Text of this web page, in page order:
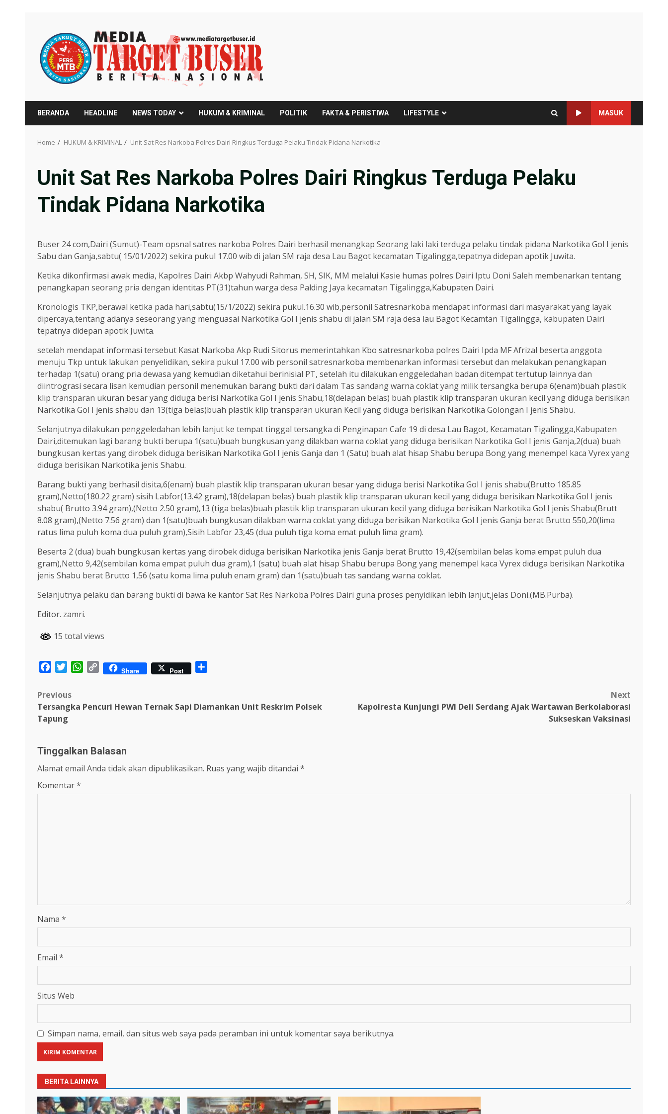
content
BERANDA HEADLINE NEWS TODAY HUKUM & KRIMINAL POLITIK FAKTA & PERISTIWA LIFESTYLE MASUK
Home HUKUM & KRIMINAL Unit Sat Res Narkoba Polres Dairi Ringkus Terduga Pelaku Tindak Pidana Narkotika
Unit Sat Res Narkoba Polres Dairi Ringkus Terduga Pelaku
Tindak Pidana Narkotika
Buser 24 com,Dairi (Sumut)-Team opsnal satres narkoba Polres Dairi berhasil menangkap Seorang laki laki terduga pelaku tindak pidana Narkotika Gol I jenis
Sabu dan Ganja,sabtu( 15/01/2022) sekira pukul 17.00 wib di jalan SM raja desa Lau Bagot kecamatan Tigalingga,tepatnya didepan apotik Juwita.
Ketika dikonfirmasi awak media, Kapolres Dairi Akbp Wahyudi Rahman, SH, SIK, MM melalui Kasie humas polres Dairi Iptu Doni Saleh membenarkan tentang
penangkapan seorang pria dengan identitas PT(31)tahun warga desa Palding Jaya kecamatan Tigalingga,Kabupaten Dairi.
Kronologis TKP,berawal ketika pada hari,sabtu(15/1/2022) sekira pukul.16.30 wib,personil Satresnarkoba mendapat informasi dari masyarakat yang layak
dipercaya,tentang adanya seseorang yang menguasai Narkotika Gol I jenis shabu di jalan SM raja desa lau Bagot Kecamtan Tigalingga, kabupaten Dairi
tepatnya didepan apotik Juwita.
setelah mendapat informasi tersebut Kasat Narkoba Akp Rudi Sitorus memerintahkan Kbo satresnarkoba polres Dairi Ipda MF Afrizal beserta anggota
menuju Tkp untuk lakukan penyelidikan, sekira pukul 17.00 wib personil satresnarkoba membenarkan informasi tersebut dan melakukan penangkapan
terhadap 1(satu) orang pria dewasa yang kemudian diketahui berinisial PT, setelah itu dilakukan enggeledahan badan ditempat tertutup lainnya dan
diintrograsi secara lisan kemudian personil menemukan barang bukti dari dalam Tas sandang warna coklat yang milik tersangka berupa 6(enam)buah plastik
klip transparan ukuran besar yang diduga berisi Narkotika Gol I jenis Shabu,18(delapan belas) buah plastik klip transparan ukuran kecil yang diduga berisikan
Narkotika Gol I jenis shabu dan 13(tiga belas)buah plastik klip transparan ukuran Kecil yang diduga berisikan Narkotika Golongan I jenis Shabu.
Selanjutnya dilakukan penggeledahan lebih lanjut ke tempat tinggal tersangka di Penginapan Cafe 19 di desa Lau Bagot, Kecamatan Tigalingga,Kabupaten
Dairi,ditemukan lagi barang bukti berupa 1(satu)buah bungkusan yang dilakban warna coklat yang diduga berisikan Narkotika Gol I jenis Ganja,2(dua) buah
bungkusan kertas yang dirobek diduga berisikan Narkotika Gol I jenis Ganja dan 1 (Satu) buah alat hisap Shabu berupa Bong yang menempel kaca Vyrex yang
diduga berisikan Narkotika jenis Shabu.
Barang bukti yang berhasil disita,6(enam) buah plastik klip transparan ukuran besar yang diduga berisi Narkotika Gol I jenis shabu(Brutto 185.85
gram),Netto(180.22 gram) sisih Labfor(13.42 gram),18(delapan belas) buah plastik klip transparan ukuran kecil yang diduga berisikan Narkotika Gol I jenis
shabu( Brutto 3.94 gram),(Netto 2.50 gram),13 (tiga belas)buah plastik klip transparan ukuran kecil yang diduga berisikan Narkotika Gol I jenis Shabu(Brutt
8.08 gram),(Netto 7.56 gram) dan 1(satu)buah bungkusan dilakban warna coklat yang diduga berisikan Narkotika Gol I jenis Ganja berat Brutto 550,20(lima
ratus lima puluh koma dua puluh gram),Sisih Labfor 23,45 (dua puluh tiga koma emat puluh lima gram).
Beserta 2 (dua) buah bungkusan kertas yang dirobek diduga berisikan Narkotika jenis Ganja berat Brutto 19,42(sembilan belas koma empat puluh dua
gram),Netto 9,42(sembilan koma empat puluh dua gram),1 (satu) buah alat hisap Shabu berupa Bong yang menempel kaca Vyrex diduga berisikan Narkotika
jenis Shabu berat Brutto 1,56 (satu koma lima puluh enam gram) dan 1(satu)buah tas sandang warna coklat.
Selanjutnya pelaku dan barang bukti di bawa ke kantor Sat Res Narkoba Polres Dairi guna proses penyidikan lebih lanjut,jelas Doni.(MB.Purba).
Editor. zamri.
15 total views
FacebookTwitterWhatsApp
Copy Share Post
Post
navigation
Previous
Tersangka Pencuri Hewan Ternak Sapi Diamankan Unit Reskrim Polsek
Tapung
Next
Kapolresta Kunjungi PWI Deli Serdang Ajak Wartawan Berkolaborasi
Sukseskan Vaksinasi
Tinggalkan Balasan
Alamat email Anda tidak akan dipublikasikan. Ruas yang wajib ditandai *
Komentar*
Nama *
Email *
Situs Web
Simpan nama, email, dan situs web saya pada peramban ini untuk komentar saya berikutnya.
BERITA LAINNYA